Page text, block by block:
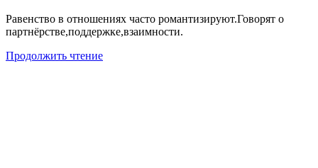
Равенство в отношениях часто романтизируют.Говорят о
партнёрстве,поддержке,взаимности.
Продолжить чтение